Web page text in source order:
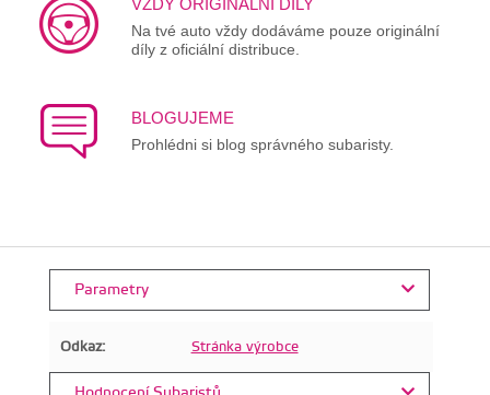
Na tvé auto vždy dodáváme pouze originální
díly z oficiální distribuce.
BLOGUJEME
Prohlédni si blog správného subaristy.
Parametry
Odkaz: Stránka výrobce